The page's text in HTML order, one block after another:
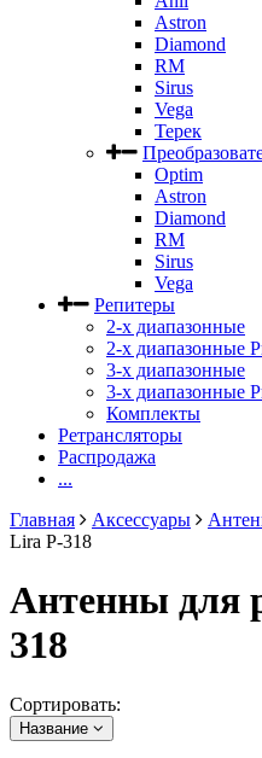
Astron
Diamond
RM
Sirus
Vega
Терек
Optim
Astron
Diamond
RM
Sirus
Vega
Репитеры
2-х диапазонные
2-х диапазонные
3-х диапазонные
3-х диапазонные
Комплекты
Ретрансляторы
Распродажа
...
Главная
Аксессуары
Lira P-318
Антенны для
318
Сортировать:
Название